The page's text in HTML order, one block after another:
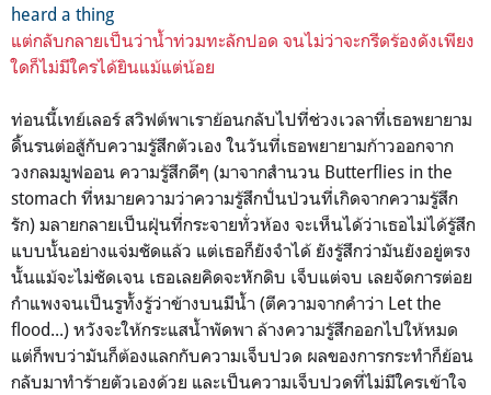
heard a thing
แต่กลับกลายเป็นว่าน้ำท่วมทะลักปอด จนไม่ว่าจะกรีดร้องดังเพียง
ใดก็ไม่มีใครได้ยินแม้แต่น้อย
ท่อนนี้เทย์เลอร์ สวิฟต์พาเราย้อนกลับไปที่ช่วงเวลาที่เธอพยายาม
ดิ้นรนต่อสู้กับความรู้สึกตัวเอง ในวันที่เธอพยายามก้าวออกจาก
วงกลมมูฟออน ความรู้สึกดีๆ (มาจากสำนวน Butterflies in the
stomach ที่หมายความว่าความรู้สึกปั่นป่วนที่เกิดจากความรู้สึก
รัก) มลายกลายเป็นฝุ่นที่กระจายทั่วห้อง จะเห็นได้ว่าเธอไม่ได้รู้สึก
แบบนั้นอย่างแจ่มชัดแล้ว แต่เธอก็ยังจำได้ ยังรู้สึกว่ามันยังอยู่ตรง
นั้นแม้จะไม่ชัดเจน เธอเลยคิดจะหักดิบ เจ็บแต่จบ เลยจัดการต่อย
กำแพงจนเป็นรูทั้งรู้ว่าข้างบนมีน้ำ (ตีความจากคำว่า Let the
flood...) หวังจะให้กระแสน้ำพัดพา ล้างความรู้สึกออกไปให้หมด
แต่ก็พบว่ามันก็ต้องแลกกับความเจ็บปวด ผลของการกระทำก็ย้อน
กลับมาทำร้ายตัวเองด้วย และเป็นความเจ็บปวดที่ไม่มีใครเข้าใจ